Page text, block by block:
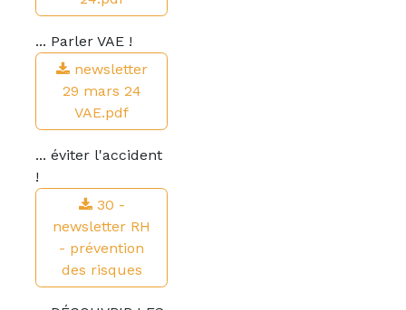
... Parler VAE !
newsletter
29 mars 24
VAE.pdf
... éviter l'accident
!
30 -
newsletter RH
- prévention
des risques